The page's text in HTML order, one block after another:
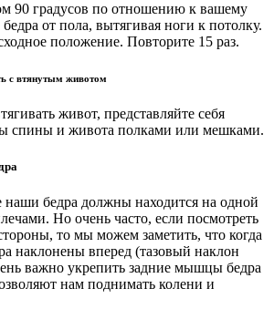
90 градусов по отношению к вашему
от пола, вытягивая ноги к потолку.
положение. Повторите 15 раз.
с втянутым животом
живот, представляйте себя
спины и живота полками или мешками.
бедра должны находится на одной
Но очень часто, если посмотреть
то мы можем заметить, что когда
наклонены вперед (тазовый наклон
важно укрепить задние мышцы бедра
нам поднимать колени и